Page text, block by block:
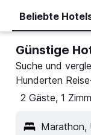
Beliebte
Günstige
Suche und
Hunderten
2 Gäste, 1
Marathon,